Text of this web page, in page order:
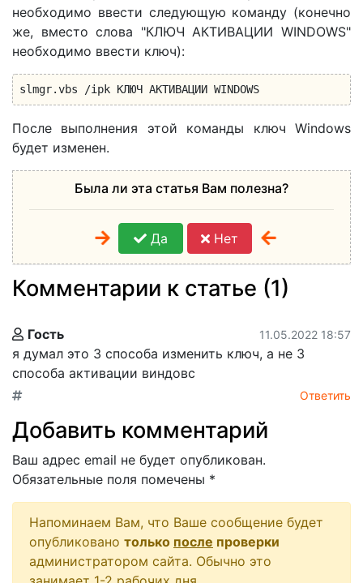
необходимо ввести следующую команду (конечно
же, вместо слова "КЛЮЧ АКТИВАЦИИ WINDOWS"
необходимо ввести ключ):
slmgr.vbs /ipk КЛЮЧ АКТИВАЦИИ WINDOWS
После выполнения этой команды ключ Windows
будет изменен.
Была ли эта статья Вам полезна?
Да Нет
Комментарии к статье (1)
Гость 11.05.2022 18:57
я думал это 3 способа изменить ключ, а не 3
способа активации виндовс
Ответить
Добавить комментарий
Ваш адрес email не будет опубликован.
Обязательные поля помечены *
Напоминаем Вам, что Ваше сообщение будет
опубликовано только после проверки
администратором сайта. Обычно это